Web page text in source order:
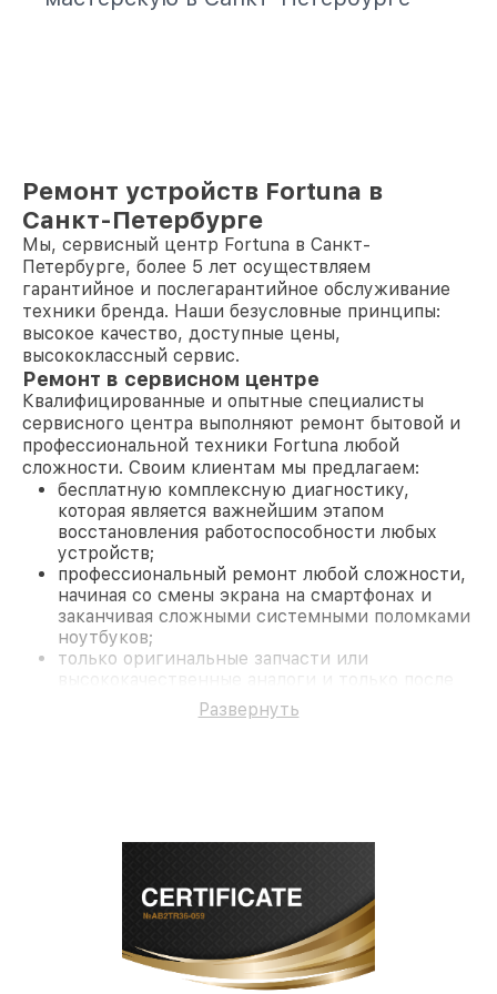
Ремонт устройств Fortuna в
Санкт-Петербурге
Мы, сервисный центр Fortuna в Санкт-
Петербурге, более 5 лет осуществляем
гарантийное и послегарантийное обслуживание
техники бренда. Наши безусловные принципы:
высокое качество, доступные цены,
высококлассный сервис.
Ремонт в сервисном центре
Квалифицированные и опытные специалисты
сервисного центра выполняют ремонт бытовой и
профессиональной техники Fortuna любой
сложности. Своим клиентам мы предлагаем:
бесплатную комплексную диагностику,
которая является важнейшим этапом
восстановления работоспособности любых
устройств;
профессиональный ремонт любой сложности,
начиная со смены экрана на смартфонах и
заканчивая сложными системными поломками
ноутбуков;
только оригинальные запчасти или
согласования с клиентом.
На все работы и замененные комплектующие
безупречной репутацией;
современное оборудование и
лицензированное ПО в ремонтно-
диагностических мастерских;
собственный склад комплектующих, что
Развернуть